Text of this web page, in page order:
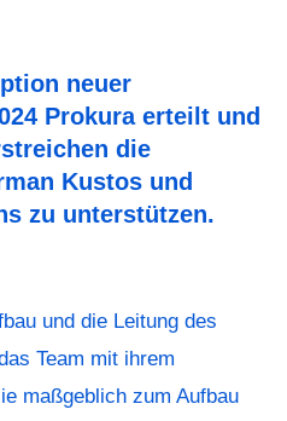
neuer
Prokura erteilt und
die
Kustos und
zu unterstützen.
und die Leitung des
Team mit ihrem
maßgeblich zum Aufbau